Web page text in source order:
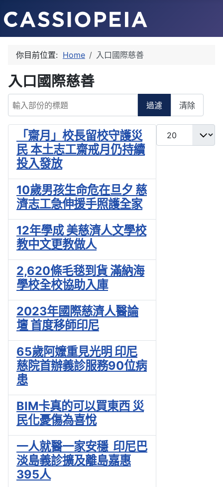
你目前位置: Home 入口國際慈善
入口國際慈善
輸入部份的標題
過濾 清除
每頁顯示條數
「齋月」校長留校守護災
民 本土志工齋戒月仍持續
投入發放
10歲男孩生命危在旦夕 慈
濟志工急伸援手照護全家
12年學成 美慈濟人文學校
教中文更教做人
2,620條毛毯到貨 滿納海
學校全校協助入庫
2023年國際慈濟人醫論
壇 首度移師印尼
65歲阿嬤重見光明 印尼
慈院首辦義診服務90位病
患
BIM卡真的可以買東西 災
民化憂傷為喜悅
一人就醫一家安穩 印尼巴
淡島義診擴及離島嘉惠
395人